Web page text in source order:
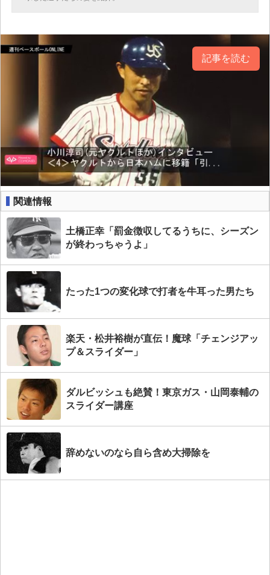
記事を読む
関連情報
土橋正幸「罰金徴収してるうちに、シーズン
が終わっちゃうよ」
たった1つの変化球で打者を牛耳った男たち
楽天・松井裕樹が直伝！魔球「チェンジアッ
プ＆スライダー」
ダルビッシュも絶賛！東京ガス・山岡泰輔の
スライダー講座
辞めないのなら自ら含め大掃除を